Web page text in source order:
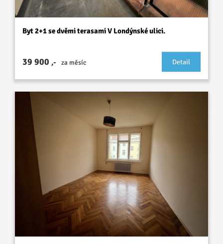
Byt 2+1 se dvěmi terasami V Londýnské ulici.
39 900 ,- za měsíc Detail